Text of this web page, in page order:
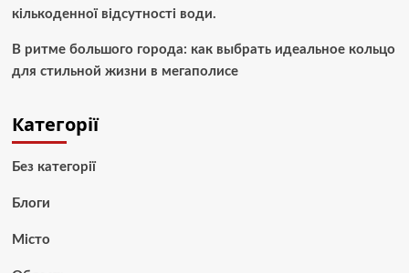
кількоденної відсутності води.
В ритме большого города: как выбрать идеальное кольцо
для стильной жизни в мегаполисе
Категорії
Без категорії
Блоги
Місто